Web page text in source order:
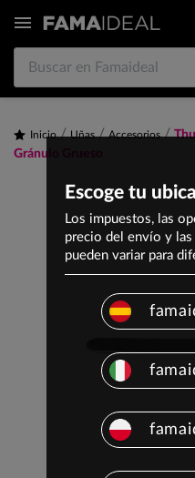

Inicio Uñas Accesorios
Gránulo Grueso
Escoge tu
Los impuestos, las
precio del envío y
pueden variar para